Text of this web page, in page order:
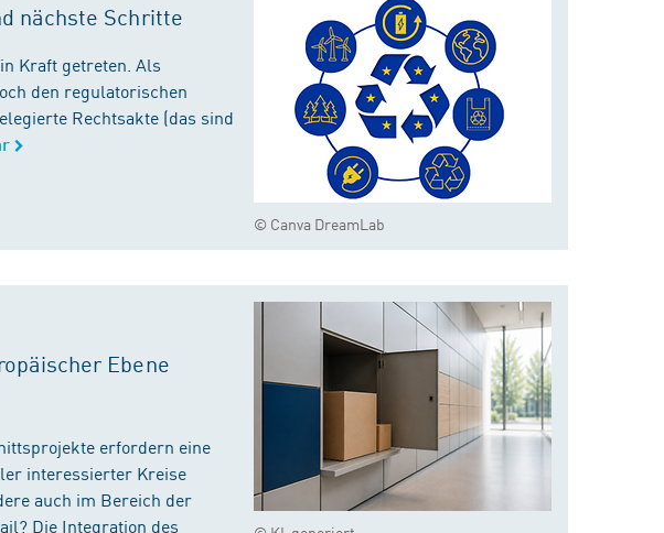
© Canva DreamLab
nächste Schritte
Kraft getreten. Als
den regulatorischen
Rechtsakte (das sind
Ebene
erfordern eine
interessierter Kreise
auch im Bereich der
Die Integration des